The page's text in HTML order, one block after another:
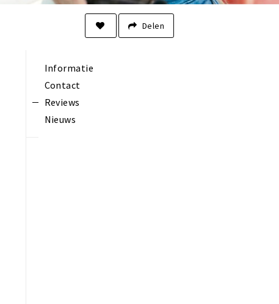
Delen
Informatie
Contact
Reviews
Nieuws